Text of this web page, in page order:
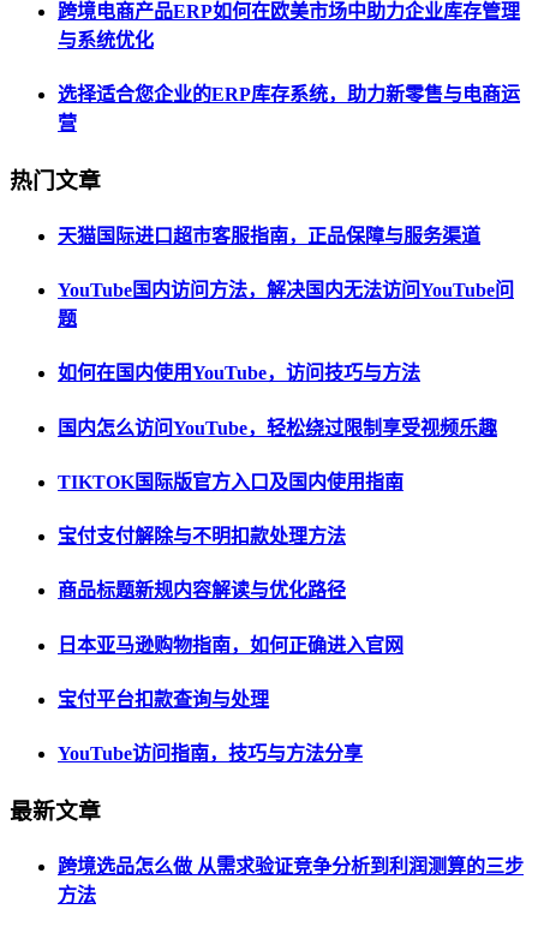
跨境电商产品ERP如何在欧美市场中助力企业库存管理
与系统优化
选择适合您企业的ERP库存系统，助力新零售与电商运
营
热门文章
天猫国际进口超市客服指南，正品保障与服务渠道
YouTube国内访问方法，解决国内无法访问YouTube问
题
如何在国内使用YouTube，访问技巧与方法
国内怎么访问YouTube，轻松绕过限制享受视频乐趣
TIKTOK国际版官方入口及国内使用指南
宝付支付解除与不明扣款处理方法
商品标题新规内容解读与优化路径
日本亚马逊购物指南，如何正确进入官网
宝付平台扣款查询与处理
YouTube访问指南，技巧与方法分享
最新文章
跨境选品怎么做 从需求验证竞争分析到利润测算的三步
方法